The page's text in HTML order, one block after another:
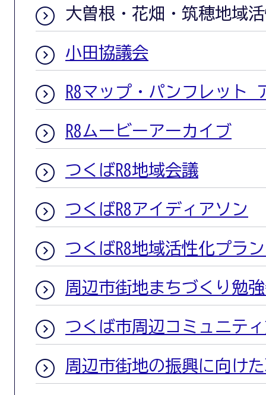
大曽根・花畑・筑穂地域
小田協議会
R8マップ・パンフレット
R8ムービーアーカイブ
つくばR8地域会議
つくばR8アイディアソン
つくばR8地域活性化プラ
周辺市街地まちづくり勉
つくば市周辺コミュニテ
周辺市街地の振興に向け